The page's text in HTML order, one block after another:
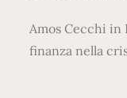
Amos Cecchi in
finanza nella